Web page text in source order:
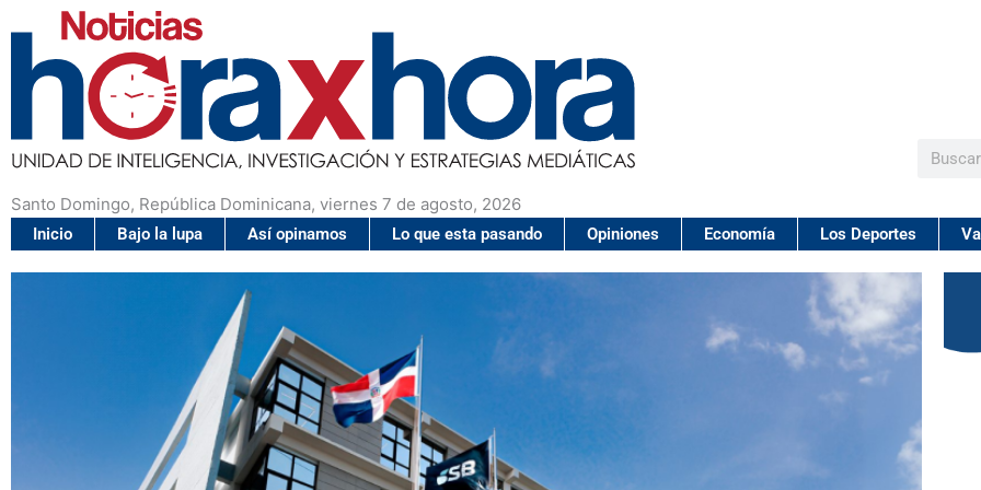
Santo Domingo, República Dominicana, viernes 7 de agosto, 2026
Buscar
Inicio Bajo la lupa Así opinamos Lo que esta pasando Opiniones Economía Los Deportes